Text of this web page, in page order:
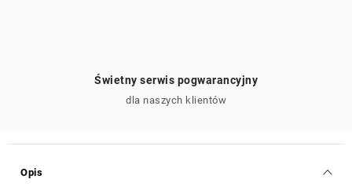
Świetny serwis pogwarancyjny
dla naszych klientów
Opis